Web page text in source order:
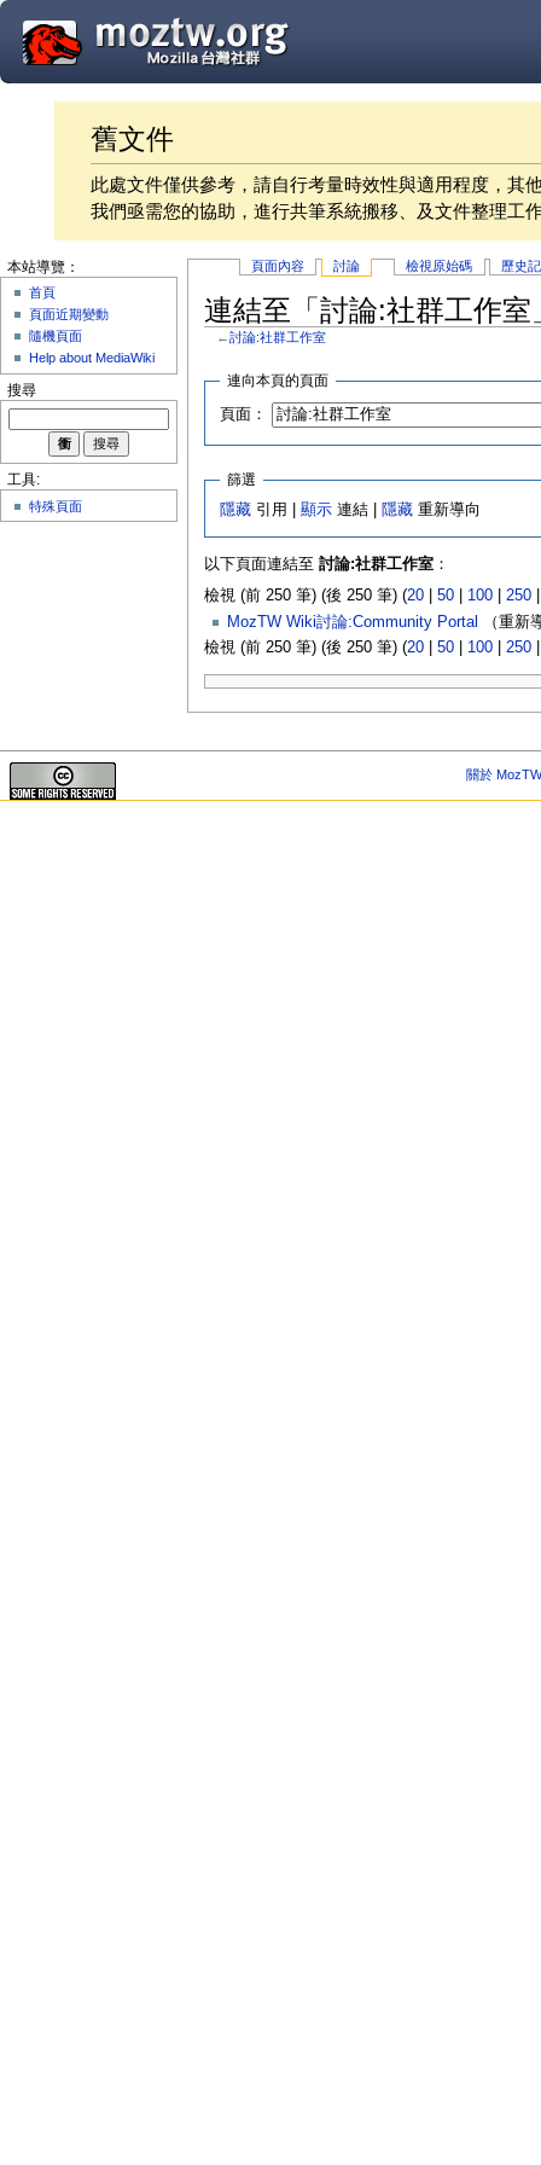
舊文件
此處文件僅供參考，請自行考量時效性與適用程度，其
我們亟需您的協助，進行共筆系統搬移、及文件整理工
頁面內容 討論 檢視原始碼 歷史
連結至「討論:社群工作室
←討論:社群工作室
連向本頁的頁面
頁面：
篩選
隱藏 引用 |顯示 連結 | 隱藏 重新導向
以下頁面連結至 討論:社群工作室：
檢視 (前 250 筆) (後 250 筆) (20| 50| 100| 250
MozTW Wiki討論:Community Portal
（重新
檢視 (前 250 筆) (後 250 筆) (20| 50| 100| 250
本站導覽：
首頁
頁面近期變動
隨機頁面
Help about MediaWiki
搜尋
工具:
特殊頁面
關於